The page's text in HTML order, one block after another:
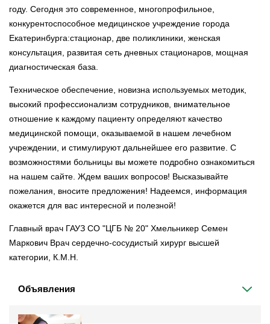
году. Сегодня это современное, многопрофильное,
конкурентоспособное медицинское учреждение города
Екатеринбурга:стационар, две поликлиники, женская
консультация, развитая сеть дневных стационаров, мощная
диагностическая база.
Техническое обеспечение, новизна используемых методик,
высокий профессионализм сотрудников, внимательное
отношение к каждому пациенту определяют качество
медицинской помощи, оказываемой в нашем лечебном
учреждении, и стимулируют дальнейшее его развитие. С
возможностями больницы вы можете подробно ознакомиться
на нашем сайте. Ждем ваших вопросов! Высказывайте
пожелания, вносите предложения! Надеемся, информация
окажется для вас интересной и полезной!
Главный врач ГАУЗ СО "ЦГБ № 20" Хмельникер Семен
Маркович Врач сердечно-сосудистый хирург высшей
категории, К.М.Н.
Объявления